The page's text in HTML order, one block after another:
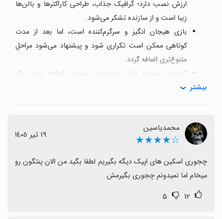
ارزش نصب دارد؛ گرافیک جذاب، طراحی کاراکترها و بالن‌ها
زیبا است و از سازنده تشکر می‌شود.
بازی هیجان انگیز و سرگرم‌کننده است، اما بعد از مدت
کوتاهی ممکن است تکراری شود و پیشنهاد می‌شود مراحل
متنوع‌تری اضافه گردد.
کاربران دوست دارند محتوای بیشتری اضافه شود مثل
اسکین‌های اپیک و حضور همه شخصیت‌های گروه کیپاپ، و
برخی با تبلیغات زیاد و همچنین سردرگمی درباره حالت
آنلاین/آفلاین بازی مشکل دارند؛ توضیحات روشن‌تر یا
گزینه‌ای برای حالت آفلاین مفید خواهد بود.
با بهبود تنوع مراحل، ارائه محتوای تازه و توضیحات روشن،
تصمیم‌گیری بهتر برای دانلود کمک کند.
بیشتر
محمدیاسین
☆★★★★ ١٩ تیر ١٤٠٥
میخام اما نمیدونم چجوری بگیرمش
۱۲ ۵